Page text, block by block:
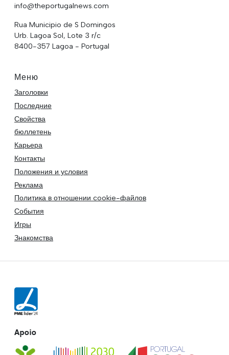
info@theportugalnews.com
Rua Municipio de S Domingos
Urb. Lagoa Sol, Lote 3 r/c
8400-357 Lagoa - Portugal
Меню
Заголовки
Последние
Свойства
бюллетень
Карьера
Контакты
Положения и условия
Реклама
Политика в отношении cookie-файлов
События
Игры
Знакомства
Apoio